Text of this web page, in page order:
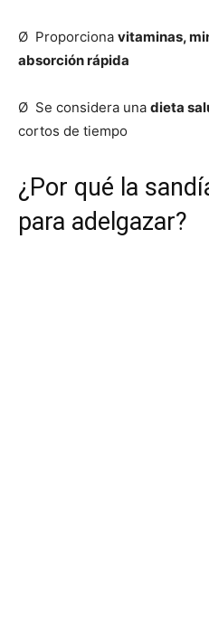
Ø Proporciona vitaminas,
absorción rápida
Ø Se considera una dieta
cortos de tiempo
¿Por qué la
para adelgazar?